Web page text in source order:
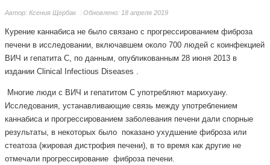
Автор: Ксения Щербак Обновлено: 18 апреля 2019
Курение каннабиса не было связано с прогрессированием фиброза
печени в исследовании, включавшем около 700 людей с коинфекцией
ВИЧ и гепатита С, по данным, опубликованным 28 июня 2013 в
издании Clinical Infectious Diseases .
Многие люди с ВИЧ и гепатитом С употребляют марихуану.
Исследования, устанавливающие связь между употреблением
каннабиса и прогрессированием заболевания печени дали спорные
результаты, в некоторых было показано ухудшение фиброза или
стеатоза (жировая дистрофия печени), в то время как другие не
отмечали прогрессирование фиброза печени.